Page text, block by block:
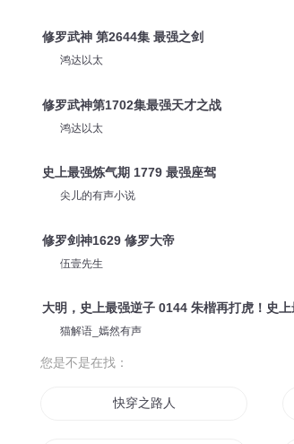
修罗武神 第2644集 最强之剑
鸿达以太
修罗武神第1702集最强天才之战
鸿达以太
史上最强炼气期 1779 最强座驾
尖儿的有声小说
修罗剑神1629 修罗大帝
伍壹先生
大明，史上最强逆子 0144 朱楷再打虎！史
猫解语_嫣然有声
您是不是在找：
快穿之路人成长史